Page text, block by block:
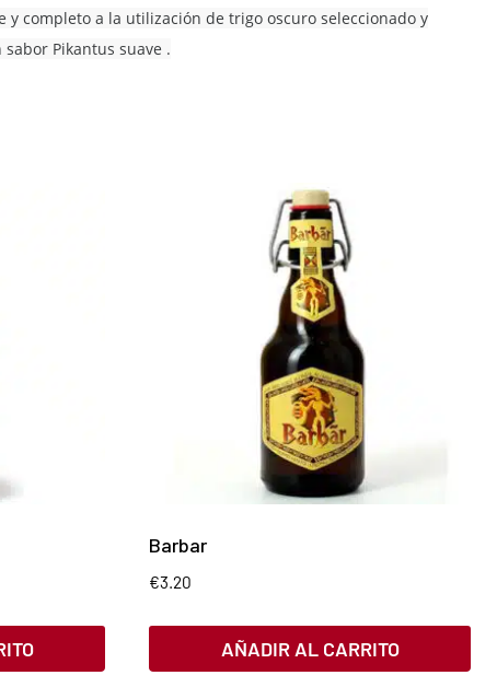
completo a la utilización de trigo oscuro seleccionado y
Pikantus suave .
Barbar
€3.20
AÑADIR AL CARRITO